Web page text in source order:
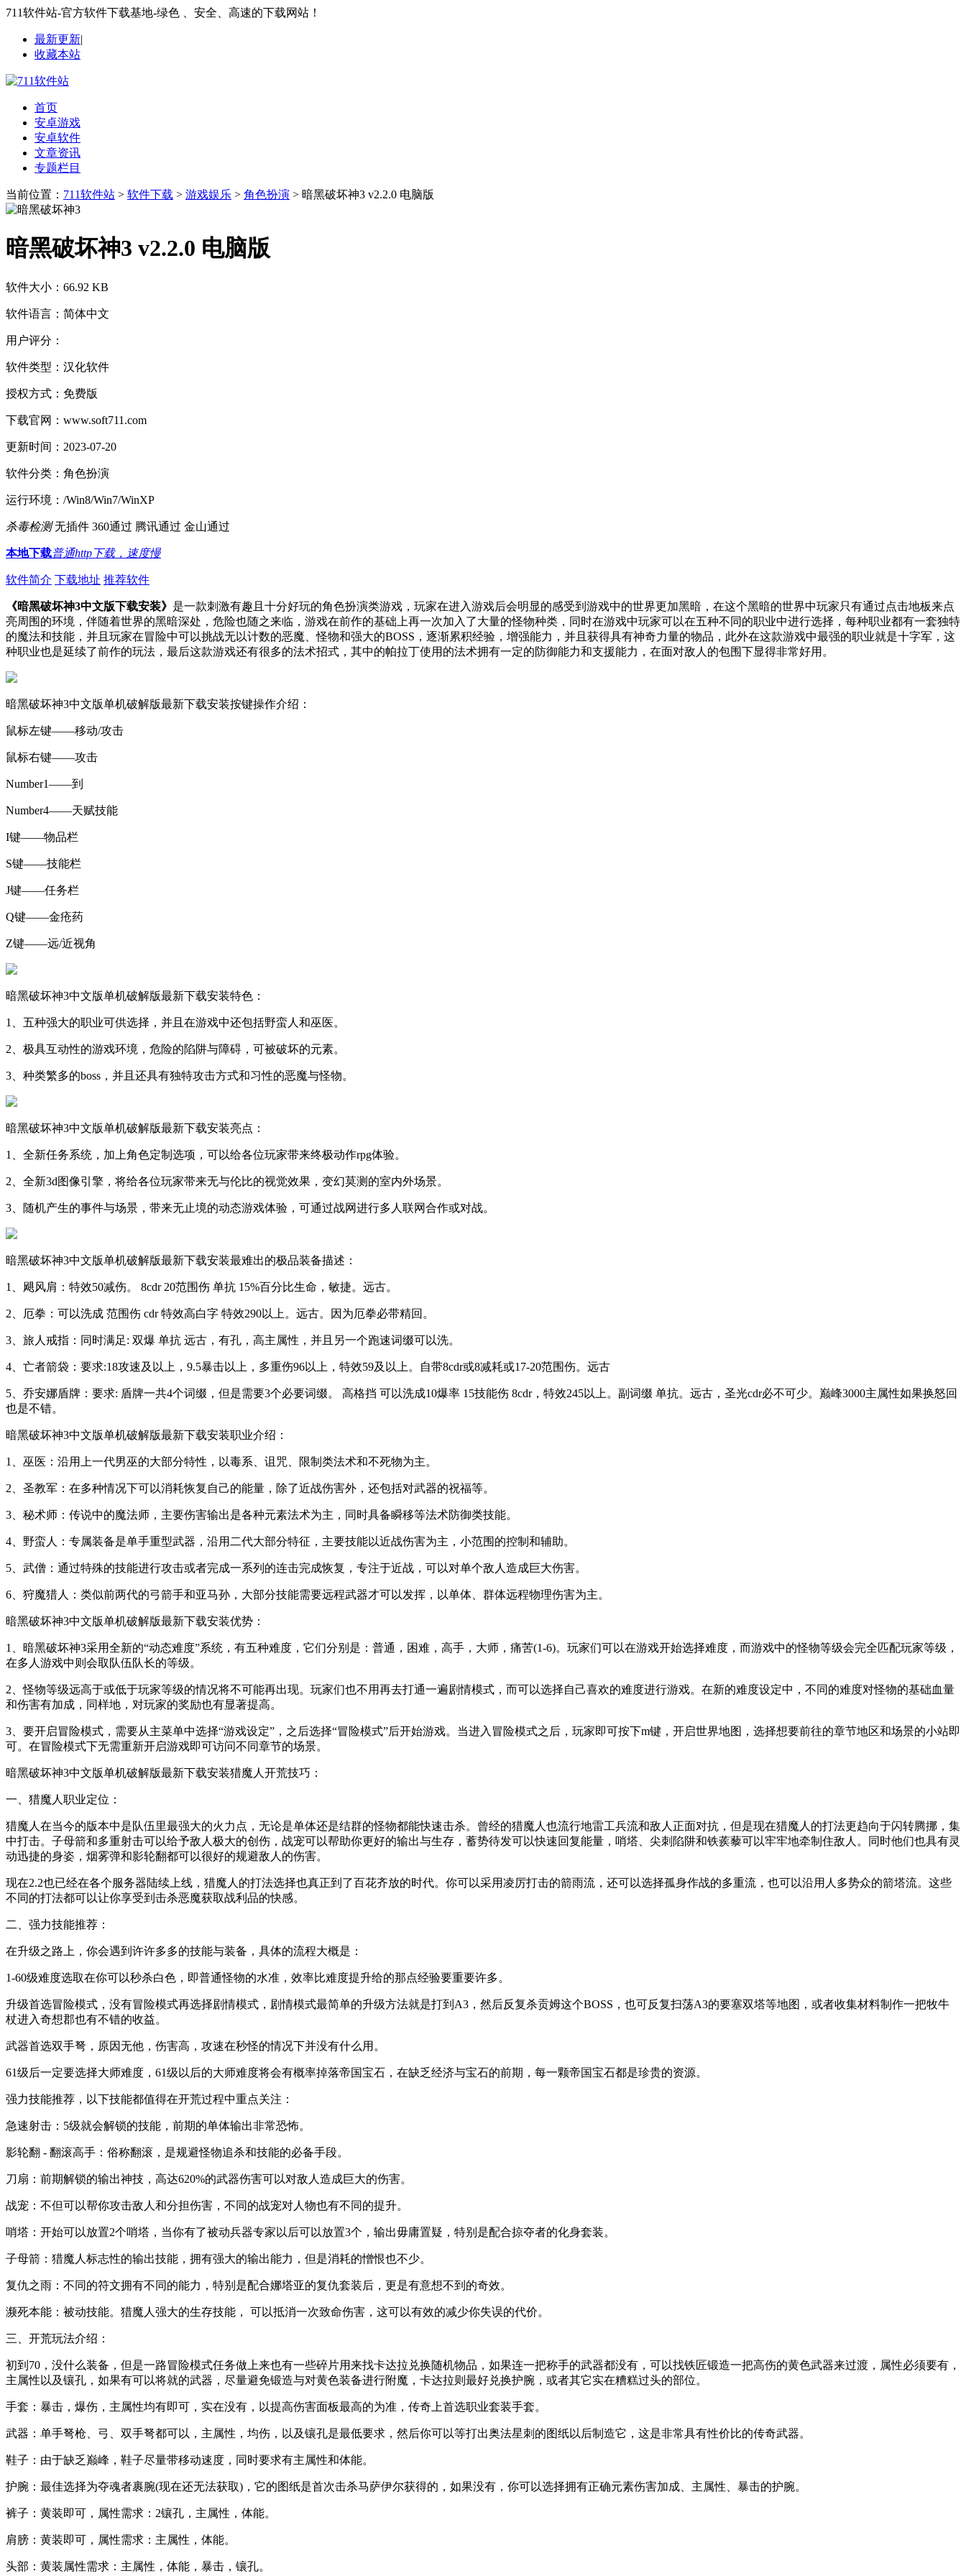
711软件站-官方软件下载基地-绿色 、安全、高速的下载网站！
最新更新|
收藏本站
首页
安卓游戏
安卓软件
文章资讯
专题栏目
当前位置： 711软件站 > 软件下载 > 游戏娱乐 > 角色扮演 > 暗黑破坏神3 v2.2.0 电脑版
暗黑破坏神3 v2.2.0 电脑版
软件大小： 66.92 KB
软件语言： 简体中文
用户评分：
软件类型： 汉化软件
授权方式： 免费版
下载官网： www.soft711.com
更新时间： 2023-07-20
软件分类： 角色扮演
运行环境： /Win8/Win7/WinXP
杀毒检测 无插件 360通过 腾讯通过 金山通过
本地下载普通http下载，速度慢
软件简介 下载地址 推荐软件
《暗黑破坏神3中文版下载安装》 是一款刺激有趣且十分好玩的角色扮演类游戏，玩家在进入游戏后会明显的感受到游戏中的世界更加黑暗，在这个黑暗的世界中玩家只有通过点击地板来点
亮周围的环境，伴随着世界的黑暗深处，危险也随之来临，游戏在前作的基础上再一次加入了大量的怪物种类，同时在游戏中玩家可以在五种不同的职业中进行选择，每种职业都有一套独特
的魔法和技能，并且玩家在冒险中可以挑战无以计数的恶魔、怪物和强大的BOSS，逐渐累积经验，增强能力，并且获得具有神奇力量的物品，此外在这款游戏中最强的职业就是十字军，这
种职业也是延续了前作的玩法，最后这款游戏还有很多的法术招式，其中的帕拉丁使用的法术拥有一定的防御能力和支援能力，在面对敌人的包围下显得非常好用。
暗黑破坏神3中文版单机破解版最新下载安装按键操作介绍：
鼠标左键——移动/攻击
鼠标右键——攻击
Number1——到
Number4——天赋技能
I键——物品栏
S键——技能栏
J键——任务栏
Q键——金疮药
Z键——远/近视角
暗黑破坏神3中文版单机破解版最新下载安装特色：
1、五种强大的职业可供选择，并且在游戏中还包括野蛮人和巫医。
2、极具互动性的游戏环境，危险的陷阱与障碍，可被破坏的元素。
3、种类繁多的boss，并且还具有独特攻击方式和习性的恶魔与怪物。
暗黑破坏神3中文版单机破解版最新下载安装亮点：
1、全新任务系统，加上角色定制选项，可以给各位玩家带来终极动作rpg体验。
2、全新3d图像引擎，将给各位玩家带来无与伦比的视觉效果，变幻莫测的室内外场景。
3、随机产生的事件与场景，带来无止境的动态游戏体验，可通过战网进行多人联网合作或对战。
暗黑破坏神3中文版单机破解版最新下载安装最难出的极品装备描述：
1、飓风肩：特效50减伤。 8cdr 20范围伤 单抗 15%百分比生命，敏捷。远古。
2、厄拳：可以洗成 范围伤 cdr 特效高白字 特效290以上。远古。因为厄拳必带精回。
3、旅人戒指：同时满足: 双爆 单抗 远古，有孔，高主属性，并且另一个跑速词缀可以洗。
4、亡者箭袋：要求:18攻速及以上，9.5暴击以上，多重伤96以上，特效59及以上。自带8cdr或8减耗或17-20范围伤。远古
5、乔安娜盾牌：要求: 盾牌一共4个词缀，但是需要3个必要词缀。 高格挡 可以洗成10爆率 15技能伤 8cdr，特效245以上。副词缀 单抗。远古，圣光cdr必不可少。巅峰3000主属性如果换怒回
也是不错。
暗黑破坏神3中文版单机破解版最新下载安装职业介绍：
1、巫医：沿用上一代男巫的大部分特性，以毒系、诅咒、限制类法术和不死物为主。
2、圣教军：在多种情况下可以消耗恢复自己的能量，除了近战伤害外，还包括对武器的祝福等。
3、秘术师：传说中的魔法师，主要伤害输出是各种元素法术为主，同时具备瞬移等法术防御类技能。
4、野蛮人：专属装备是单手重型武器，沿用二代大部分特征，主要技能以近战伤害为主，小范围的控制和辅助。
5、武僧：通过特殊的技能进行攻击或者完成一系列的连击完成恢复，专注于近战，可以对单个敌人造成巨大伤害。
6、狩魔猎人：类似前两代的弓箭手和亚马孙，大部分技能需要远程武器才可以发挥，以单体、群体远程物理伤害为主。
暗黑破坏神3中文版单机破解版最新下载安装优势：
1、暗黑破坏神3采用全新的“动态难度”系统，有五种难度，它们分别是：普通，困难，高手，大师，痛苦(1-6)。玩家们可以在游戏开始选择难度，而游戏中的怪物等级会完全匹配玩家等级，
在多人游戏中则会取队伍队长的等级。
2、怪物等级远高于或低于玩家等级的情况将不可能再出现。玩家们也不用再去打通一遍剧情模式，而可以选择自己喜欢的难度进行游戏。在新的难度设定中，不同的难度对怪物的基础血量
和伤害有加成，同样地，对玩家的奖励也有显著提高。
3、要开启冒险模式，需要从主菜单中选择“游戏设定”，之后选择“冒险模式”后开始游戏。当进入冒险模式之后，玩家即可按下m键，开启世界地图，选择想要前往的章节地区和场景的小站即
可。在冒险模式下无需重新开启游戏即可访问不同章节的场景。
暗黑破坏神3中文版单机破解版最新下载安装猎魔人开荒技巧：
一、猎魔人职业定位：
猎魔人在当今的版本中是队伍里最强大的火力点，无论是单体还是结群的怪物都能快速击杀。曾经的猎魔人也流行地雷工兵流和敌人正面对抗，但是现在猎魔人的打法更趋向于闪转腾挪，集
中打击。子母箭和多重射击可以给予敌人极大的创伤，战宠可以帮助你更好的输出与生存，蓄势待发可以快速回复能量，哨塔、尖刺陷阱和铁蒺藜可以牢牢地牵制住敌人。同时他们也具有灵
动迅捷的身姿，烟雾弹和影轮翻都可以很好的规避敌人的伤害。
现在2.2也已经在各个服务器陆续上线，猎魔人的打法选择也真正到了百花齐放的时代。你可以采用凌厉打击的箭雨流，还可以选择孤身作战的多重流，也可以沿用人多势众的箭塔流。这些
不同的打法都可以让你享受到击杀恶魔获取战利品的快感。
二、强力技能推荐：
在升级之路上，你会遇到许许多多的技能与装备，具体的流程大概是：
1-60级难度选取在你可以秒杀白色，即普通怪物的水准，效率比难度提升给的那点经验要重要许多。
升级首选冒险模式，没有冒险模式再选择剧情模式，剧情模式最简单的升级方法就是打到A3，然后反复杀贡姆这个BOSS，也可反复扫荡A3的要塞双塔等地图，或者收集材料制作一把牧牛
杖进入奇想郡也有不错的收益。
武器首选双手弩，原因无他，伤害高，攻速在秒怪的情况下并没有什么用。
61级后一定要选择大师难度，61级以后的大师难度将会有概率掉落帝国宝石，在缺乏经济与宝石的前期，每一颗帝国宝石都是珍贵的资源。
强力技能推荐，以下技能都值得在开荒过程中重点关注：
急速射击：5级就会解锁的技能，前期的单体输出非常恐怖。
影轮翻 - 翻滚高手：俗称翻滚，是规避怪物追杀和技能的必备手段。
刀扇：前期解锁的输出神技，高达620%的武器伤害可以对敌人造成巨大的伤害。
战宠：不但可以帮你攻击敌人和分担伤害，不同的战宠对人物也有不同的提升。
哨塔：开始可以放置2个哨塔，当你有了被动兵器专家以后可以放置3个，输出毋庸置疑，特别是配合掠夺者的化身套装。
子母箭：猎魔人标志性的输出技能，拥有强大的输出能力，但是消耗的憎恨也不少。
复仇之雨：不同的符文拥有不同的能力，特别是配合娜塔亚的复仇套装后，更是有意想不到的奇效。
濒死本能：被动技能。猎魔人强大的生存技能， 可以抵消一次致命伤害，这可以有效的减少你失误的代价。
三、开荒玩法介绍：
初到70，没什么装备，但是一路冒险模式任务做上来也有一些碎片用来找卡达拉兑换随机物品，如果连一把称手的武器都没有，可以找铁匠锻造一把高伤的黄色武器来过渡，属性必须要有，
主属性以及镶孔，如果有可以将就的武器，尽量避免锻造与对黄色装备进行附魔，卡达拉则最好兑换护腕，或者其它实在糟糕过头的部位。
手套：暴击，爆伤，主属性均有即可，实在没有，以提高伤害面板最高的为准，传奇上首选职业套装手套。
武器：单手弩枪、弓、双手弩都可以，主属性，均伤，以及镶孔是最低要求，然后你可以等打出奥法星刺的图纸以后制造它，这是非常具有性价比的传奇武器。
鞋子：由于缺乏巅峰，鞋子尽量带移动速度，同时要求有主属性和体能。
护腕：最佳选择为夺魂者裹腕(现在还无法获取)，它的图纸是首次击杀马萨伊尔获得的，如果没有，你可以选择拥有正确元素伤害加成、主属性、暴击的护腕。
裤子：黄装即可，属性需求：2镶孔，主属性，体能。
肩膀：黄装即可，属性需求：主属性，体能。
头部：黄装属性需求：主属性，体能，暴击，镶孔。